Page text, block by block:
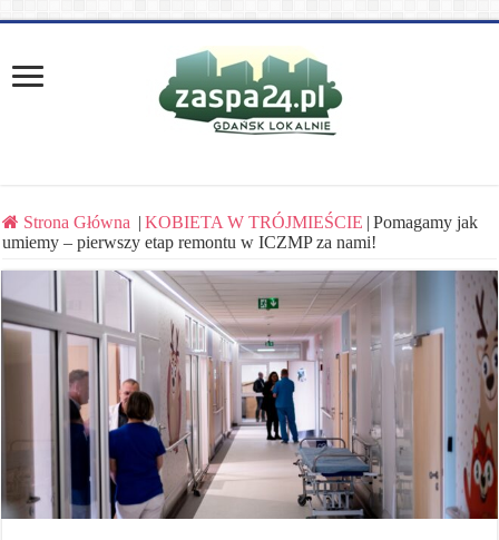
Strona Główna | KOBIETA W TRÓJMIEŚCIE | Pomagamy jak
umiemy – pierwszy etap remontu w ICZMP za nami!